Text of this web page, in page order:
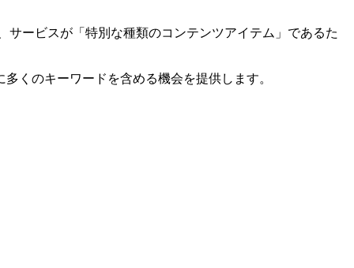
ービスが「特別な種類のコンテンツアイテム」であるた
くのキーワードを含める機会を提供します。